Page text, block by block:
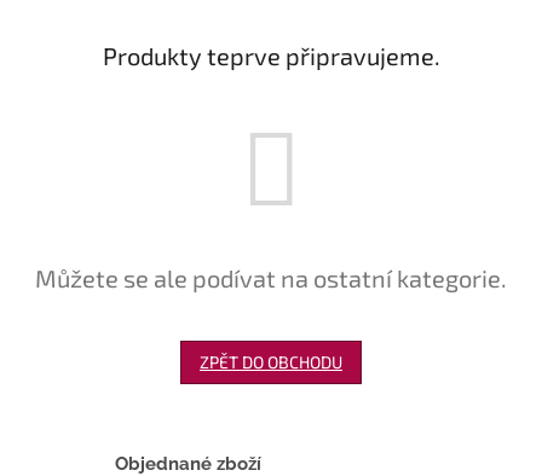
Produkty teprve připravujeme.
Můžete se ale podívat na ostatní kategorie.
ZPĚT DO OBCHODU
Objednané zboží